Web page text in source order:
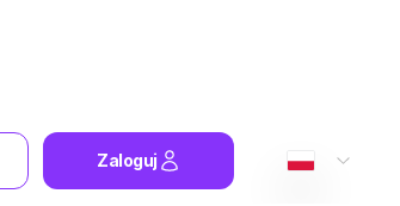
Zaloguj